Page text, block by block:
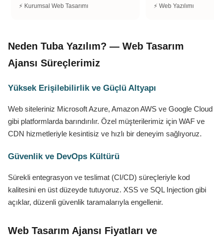
⚡ Kurumsal Web Tasarımı ⚡ Web Yazılımı
Neden Tuba Yazılım? — Web Tasarım
Ajansı Süreçlerimiz
Yüksek Erişilebilirlik ve Güçlü Altyapı
Web siteleriniz Microsoft Azure, Amazon AWS ve Google Cloud
gibi platformlarda barındırılır. Özel müşterilerimiz için WAF ve
CDN hizmetleriyle kesintisiz ve hızlı bir deneyim sağlıyoruz.
Güvenlik ve DevOps Kültürü
Sürekli entegrasyon ve teslimat (CI/CD) süreçleriyle kod
kalitesini en üst düzeyde tutuyoruz. XSS ve SQL Injection gibi
açıklar, düzenli güvenlik taramalarıyla engellenir.
Web Tasarım Ajansı Fiyatları ve